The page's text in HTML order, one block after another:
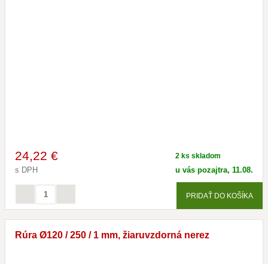
24,22 €
s DPH
2 ks skladom
u vás pozajtra, 11.08.
PRIDAŤ DO KOŠÍKA
Rúra Ø120 / 250 / 1 mm, žiaruvzdorná nerez